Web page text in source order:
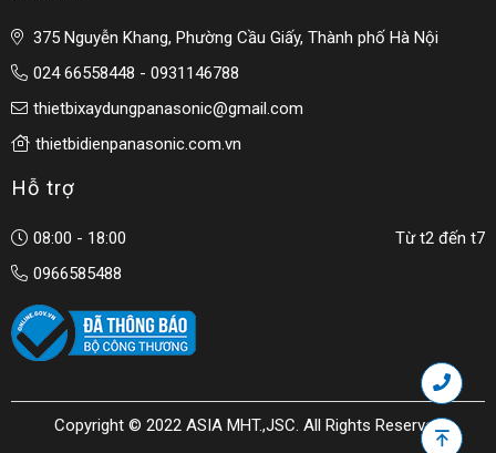
375 Nguyễn Khang, Phường Cầu Giấy, Thành phố Hà Nội
024 66558448 - 0931146788
thietbixaydungpanasonic@gmail.com
thietbidienpanasonic.com.vn
Hỗ trợ
08:00 - 18:00
Từ t2 đến t7
0966585488
Copyright © 2022 ASIA MHT.,JSC. All Rights Reserved